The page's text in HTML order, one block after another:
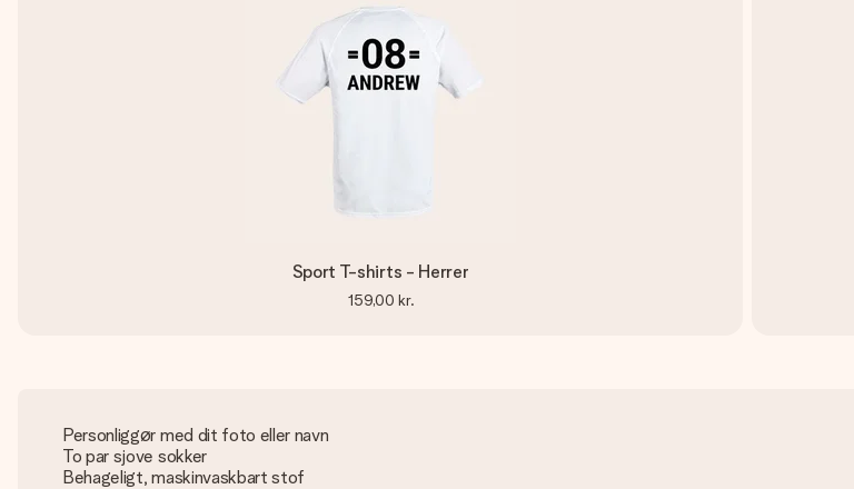
Sport T-shirts - Herrer
159,00 kr.
Personliggør med dit foto eller navn
To par sjove sokker
Behageligt, maskinvaskbart stof